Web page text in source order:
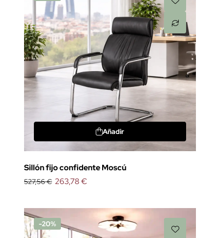
Añadir
Sillón fijo confidente Moscú
527,56 € 263,78 €
-20%